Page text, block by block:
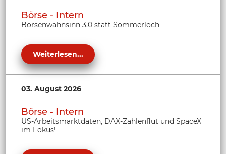
Börse - Intern
Börsenwahnsinn 3.0 statt Sommerloch
Weiterlesen...
03. August 2026
Börse - Intern
US-Arbeitsmarktdaten, DAX-Zahlenflut und SpaceX
im Fokus!